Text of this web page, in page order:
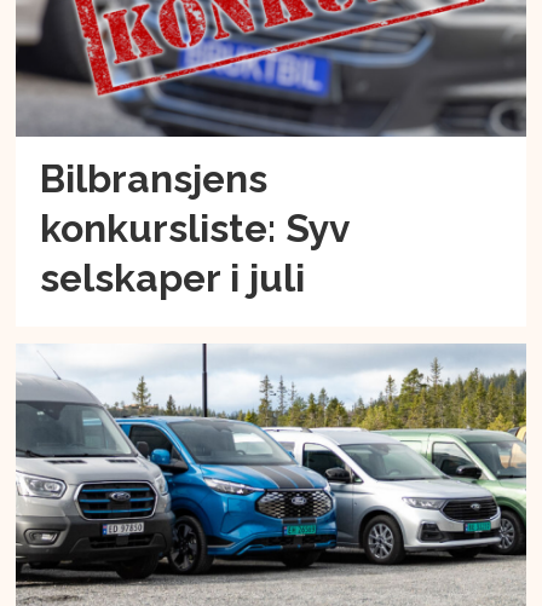
Bilbransjens
konkursliste: Syv
selskaper i juli